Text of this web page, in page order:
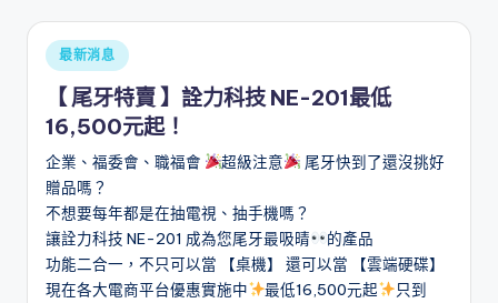
2
0
B
o
g
Posted
in
最新消息
【 尾牙特賣 】詮力科技 NE-201最低
16,500元起！
企業、 福委會、 職福會 超級注意
尾牙快到了還沒挑好
贈品嗎？
不想要每年都是在抽電視、抽手機嗎？
讓詮力科技 NE-201 成為您尾牙最吸晴
的產品
功能二合一，不只可以當 【桌機】 還可以當 【雲端硬碟】
現在各大電商平台優惠實施中
最低16,500元起
只到